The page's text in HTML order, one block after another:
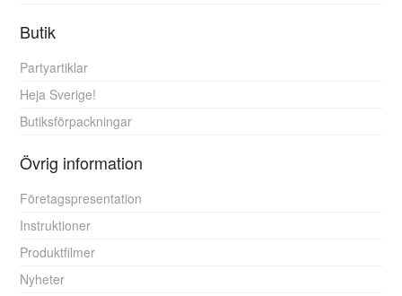
Butik
Partyartiklar
Heja Sverige!
Butiksförpackningar
Övrig information
Företagspresentation
Instruktioner
Produktfilmer
Nyheter